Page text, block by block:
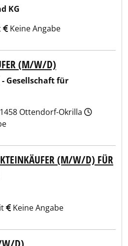
KG
Keine Angabe
(M/W/D)
- Gesellschaft für
Ottendorf-Okrilla
(M/W/D) FÜR
Keine Angabe